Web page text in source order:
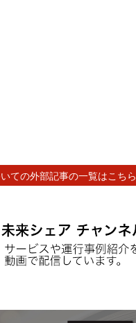
ての外部記事の一覧はこちら